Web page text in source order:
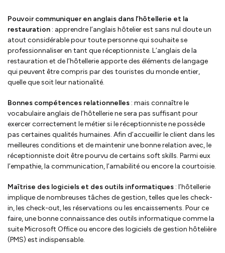
Pouvoir communiquer en anglais dans l’hôtellerie et la
restauration : apprendre l’anglais hôtelier est sans nul doute un
atout considérable pour toute personne qui souhaite se
professionnaliser en tant que réceptionniste. L’anglais de la
restauration et de l’hôtellerie apporte des éléments de langage
qui peuvent être compris par des touristes du monde entier,
quelle que soit leur nationalité.
Bonnes compétences relationnelles : mais connaître le
vocabulaire anglais de l’hôtellerie ne sera pas suffisant pour
exercer correctement le métier si le réceptionniste ne possède
pas certaines qualités humaines. Afin d’accueillir le client dans les
meilleures conditions et de maintenir une bonne relation avec, le
réceptionniste doit être pourvu de certains soft skills. Parmi eux
l’empathie, la communication, l’amabilité ou encore la courtoisie.
Maîtrise des logiciels et des outils informatiques : l’hôtellerie
implique de nombreuses tâches de gestion, telles que les check-
in, les check-out, les réservations ou les encaissements. Pour ce
faire, une bonne connaissance des outils informatique comme la
suite Microsoft Office ou encore des logiciels de gestion hôtelière
(PMS) est indispensable.